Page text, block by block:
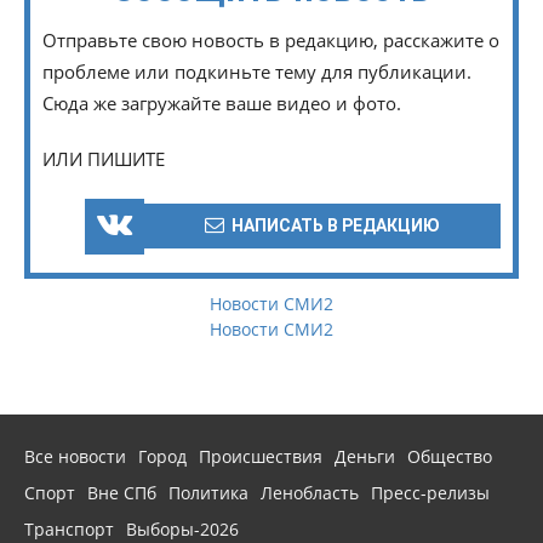
Отправьте свою новость в редакцию, расскажите о
проблеме или подкиньте тему для публикации.
Сюда же загружайте ваше видео и фото.
ИЛИ ПИШИТЕ
НАПИСАТЬ В РЕДАКЦИЮ
Новости СМИ2
Новости СМИ2
Все новости Город Происшествия Деньги
Общество
Спорт Вне СПб Политика Ленобласть Пресс-релизы
Транспорт Выборы-2026